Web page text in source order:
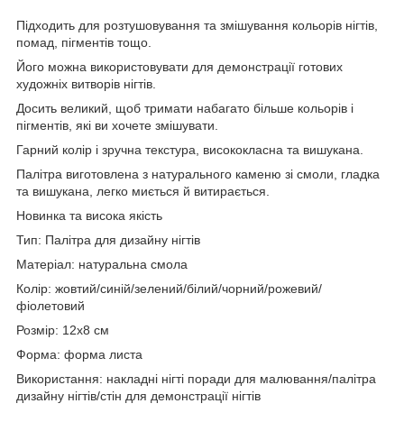
Підходить для розтушовування та змішування кольорів нігтів,
помад, пігментів тощо.
Його можна використовувати для демонстрації готових
художніх витворів нігтів.
Досить великий, щоб тримати набагато більше кольорів і
пігментів, які ви хочете змішувати.
Гарний колір і зручна текстура, висококласна та вишукана.
Палітра виготовлена з натурального каменю зі смоли, гладка
та вишукана, легко миється й витирається.
Новинка та висока якість
Тип: Палітра для дизайну нігтів
Матеріал: натуральна смола
Колір: жовтий/синій/зелений/білий/чорний/рожевий/
фіолетовий
Розмір: 12x8 см
Форма: форма листа
Використання: накладні нігті поради для малювання/палітра
дизайну нігтів/стін для демонстрації нігтів